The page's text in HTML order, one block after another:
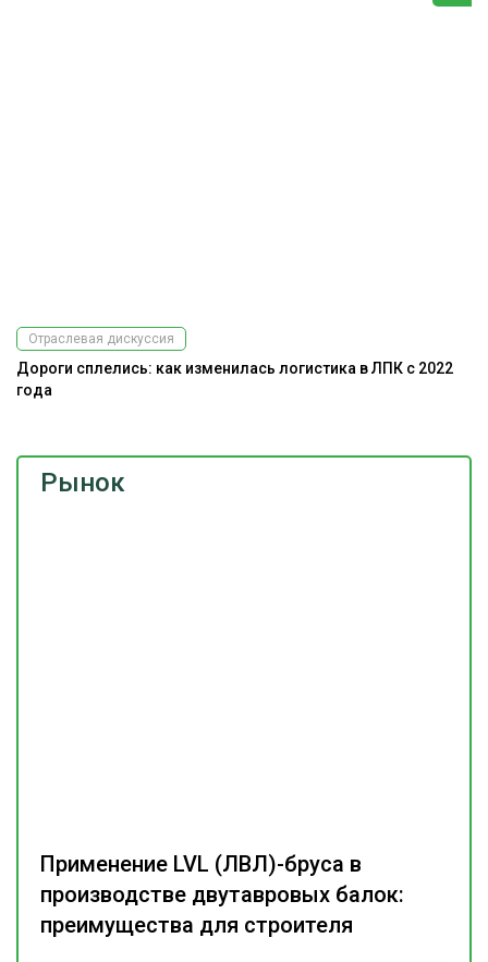
Рынок
Применение LVL (ЛВЛ)-бруса в
производстве двутавровых балок:
преимущества для строителя
Отраслевая дискуссия
Дороги сплелись: как изменилась логистика в ЛПК с 2022
года